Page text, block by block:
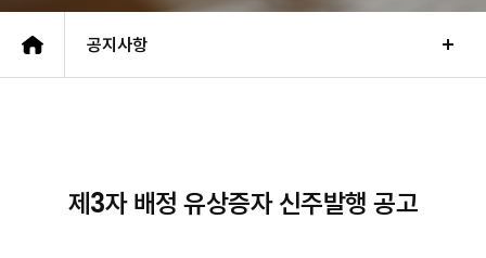
공지사항
제3자 배정 유상증자 신주발행 공고